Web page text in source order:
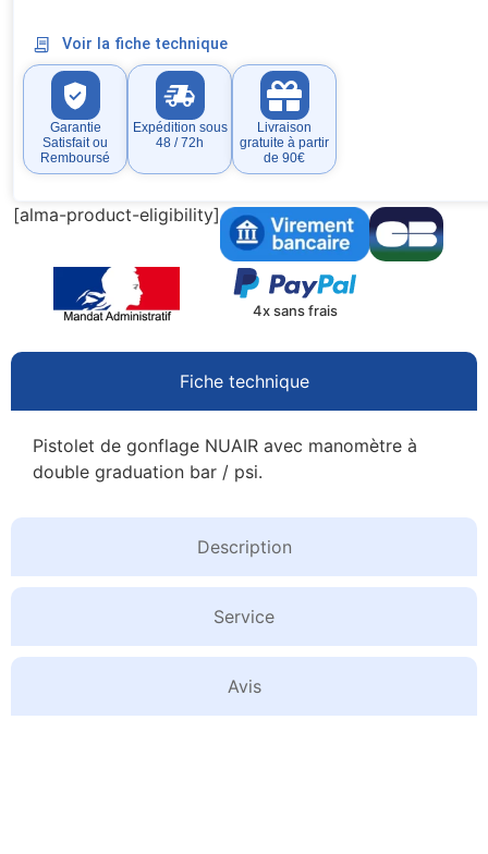
Voir la fiche technique
Garantie
Satisfait ou
Remboursé
Expédition sous
48 / 72h
Livraison
gratuite à partir
de 90€
[alma-product-eligibility]
4x sans frais
Fiche technique
Description
Service
Avis
Pistolet de gonflage NUAIR avec manomètre à
double graduation bar / psi.